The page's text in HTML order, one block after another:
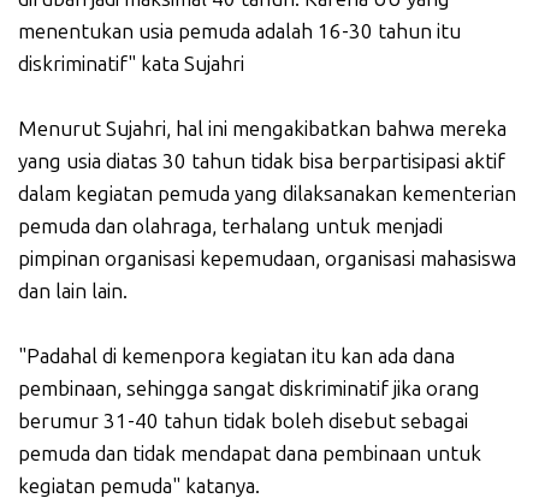
menentukan usia pemuda adalah 16-30 tahun itu
diskriminatif" kata Sujahri
Menurut Sujahri, hal ini mengakibatkan bahwa mereka
yang usia diatas 30 tahun tidak bisa berpartisipasi aktif
dalam kegiatan pemuda yang dilaksanakan kementerian
pemuda dan olahraga, terhalang untuk menjadi
pimpinan organisasi kepemudaan, organisasi mahasiswa
dan lain lain.
"Padahal di kemenpora kegiatan itu kan ada dana
pembinaan, sehingga sangat diskriminatif jika orang
berumur 31-40 tahun tidak boleh disebut sebagai
pemuda dan tidak mendapat dana pembinaan untuk
kegiatan pemuda" katanya.